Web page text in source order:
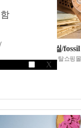
X
포실닷컴/포씰/fossil
패션및악세사리토탈쇼핑